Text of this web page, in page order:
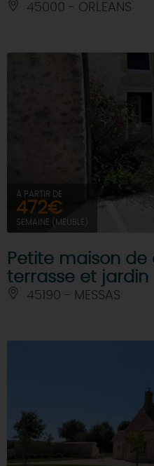
45000 - ORLEANS
À PARTIR DE
472€
SEMAINE (MEUBLÉ)
Petite maison
terrasse et jardin
45190 - MESSAS